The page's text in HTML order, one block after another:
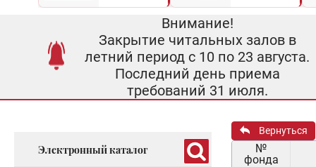
Внимание!
Закрытие читальных залов в
летний период с 10 по 23 августа.
Последний день приема
требований 31 июля.
Электронный каталог
Вернуться
№
фонда